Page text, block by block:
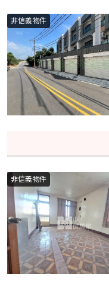
非信義物件
非信義物件